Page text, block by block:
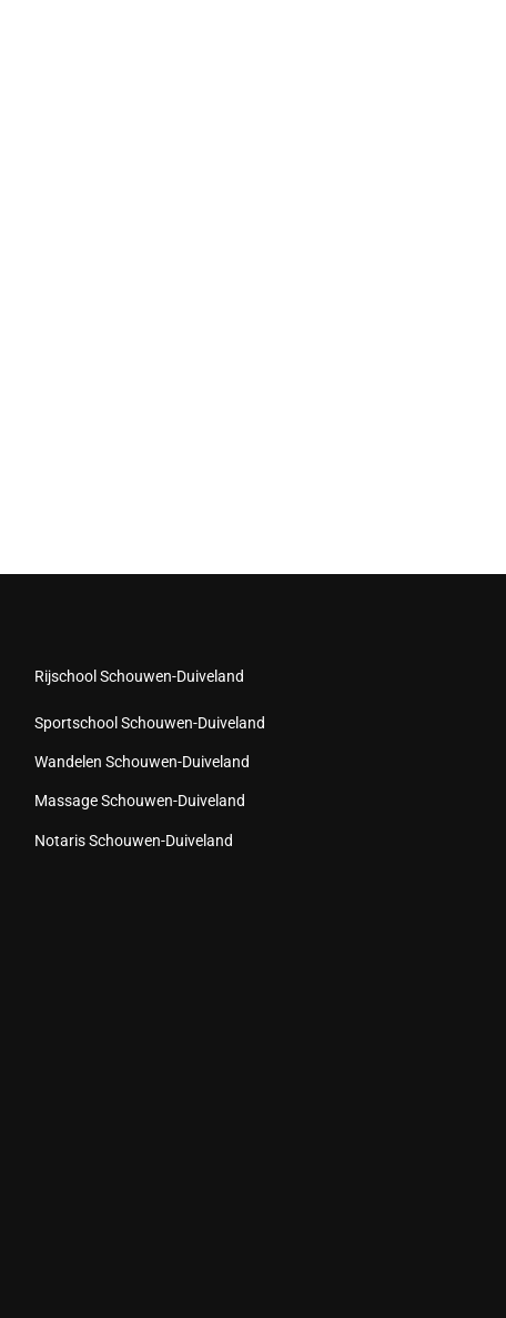
Rijschool Schouwen-Duiveland
Sportschool Schouwen-Duiveland
Wandelen Schouwen-Duiveland
Massage Schouwen-Duiveland
Notaris Schouwen-Duiveland